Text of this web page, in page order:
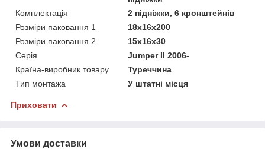
Комплектація
2 підніжки, 6 кронштейнів
Розміри паковання 1
18x16x200
Розміри паковання 2
15x16x30
Серія
Jumper II 2006-
Країна-виробник товару
Туреччина
Тип монтажа
У штатні місця
Приховати
Умови доставки